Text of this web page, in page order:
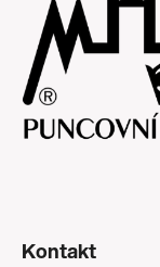
Kontakt